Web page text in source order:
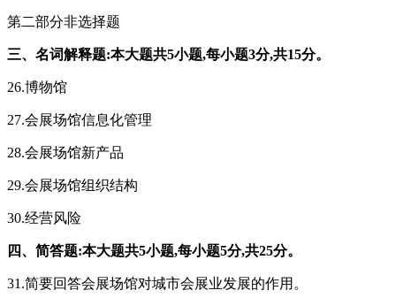
第二部分非选择题
三、名词解释题:本大题共5小题,每小题3分,共15分。
26.博物馆
27.会展场馆信息化管理
28.会展场馆新产品
29.会展场馆组织结构
30.经营风险
四、简答题:本大题共5小题,每小题5分,共25分。
31.简要回答会展场馆对城市会展业发展的作用。